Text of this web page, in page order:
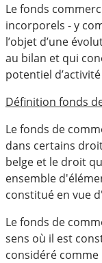
Le fonds
incorporels - y
l’objet d’une
au bilan et qui
potentiel
Définition fonds
Le fonds de
dans certains
belge et le droit
ensemble
constitué en vue
Le fonds de
sens où il est
considéré